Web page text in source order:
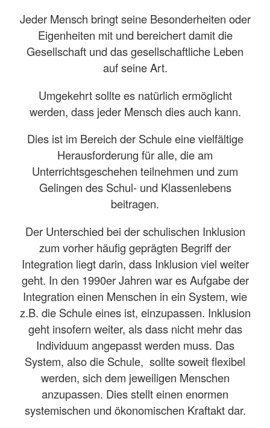
Jeder Mensch bringt seine Besonderheiten oder
Eigenheiten mit und bereichert damit die
Gesellschaft und das gesellschaftliche Leben
auf seine Art.
Umgekehrt sollte es natürlich ermöglicht
werden, dass jeder Mensch dies auch kann.
Dies ist im Bereich der Schule eine vielfältige
Herausforderung für alle, die am
Unterrichtsgeschehen teilnehmen und zum
Gelingen des Schul- und Klassenlebens
beitragen.
Der Unterschied bei der schulischen Inklusion
zum vorher häufig geprägten Begriff der
Integration liegt darin, dass Inklusion viel weiter
geht. In den 1990er Jahren war es Aufgabe der
Integration einen Menschen in ein System, wie
z.B. die Schule eines ist, einzupassen. Inklusion
geht insofern weiter, als dass nicht mehr das
Individuum angepasst werden muss. Das
System, also die Schule, sollte soweit flexibel
werden, sich dem jeweiligen Menschen
anzupassen. Dies stellt einen enormen
systemischen und ökonomischen Kraftakt dar.